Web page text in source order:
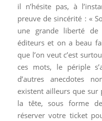
il n’hésite pas, à
preuve de sincérité : «
une grande liberté
éditeurs et on a beau
que l’on veut c’est
ces mots, le périple
d’autres anecdotes
existent ailleurs que sur
la tête, sous forme
réserver votre ticket